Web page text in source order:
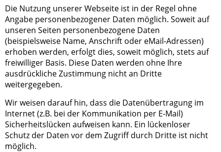
Die Nutzung unserer Webseite ist in der Regel ohne
Angabe personenbezogener Daten möglich. Soweit auf
unseren Seiten personenbezogene Daten
(beispielsweise Name, Anschrift oder eMail-Adressen)
erhoben werden, erfolgt dies, soweit möglich, stets auf
freiwilliger Basis. Diese Daten werden ohne Ihre
ausdrückliche Zustimmung nicht an Dritte
weitergegeben.
Wir weisen darauf hin, dass die Datenübertragung im
Internet (z.B. bei der Kommunikation per E-Mail)
Sicherheitslücken aufweisen kann. Ein lückenloser
Schutz der Daten vor dem Zugriff durch Dritte ist nicht
möglich.